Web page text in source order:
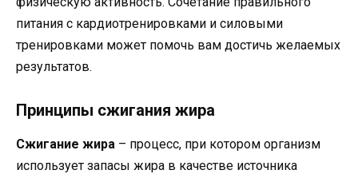
питания с кардиотренировками и силовыми
тренировками может помочь вам достичь желаемых
результатов.
Принципы сжигания жира
Сжигание жира – процесс, при котором организм
использует запасы жира в качестве источника